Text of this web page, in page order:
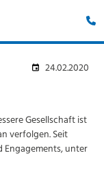
24.02.2020
Gesellschaft ist
verfolgen. Seit
Engagements, unter